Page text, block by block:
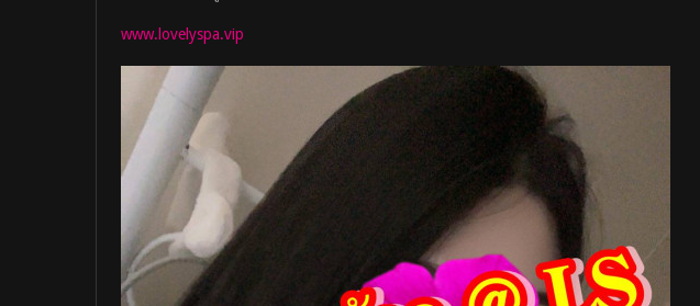
www.lovelyspa.vip